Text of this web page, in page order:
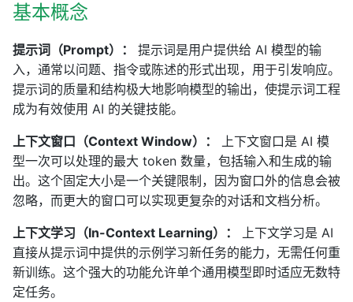
基本概念
提示词（Prompt）：
提示词是用户提供给 AI 模型的输
入，通常以问题、指令或陈述的形式出现，用于引发响应。
提示词的质量和结构极大地影响模型的输出，使提示词工程
成为有效使用 AI 的关键技能。
上下文窗口（Context Window）：
上下文窗口是 AI 模
型一次可以处理的最大 token 数量，包括输入和生成的输
出。这个固定大小是一个关键限制，因为窗口外的信息会被
忽略，而更大的窗口可以实现更复杂的对话和文档分析。
上下文学习（In-Context Learning）：
上下文学习是 AI
直接从提示词中提供的示例学习新任务的能力，无需任何重
新训练。这个强大的功能允许单个通用模型即时适应无数特
定任务。